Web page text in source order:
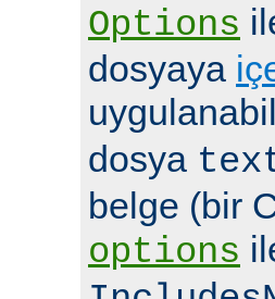
Options
dosyaya
dosya
belge (bir
options